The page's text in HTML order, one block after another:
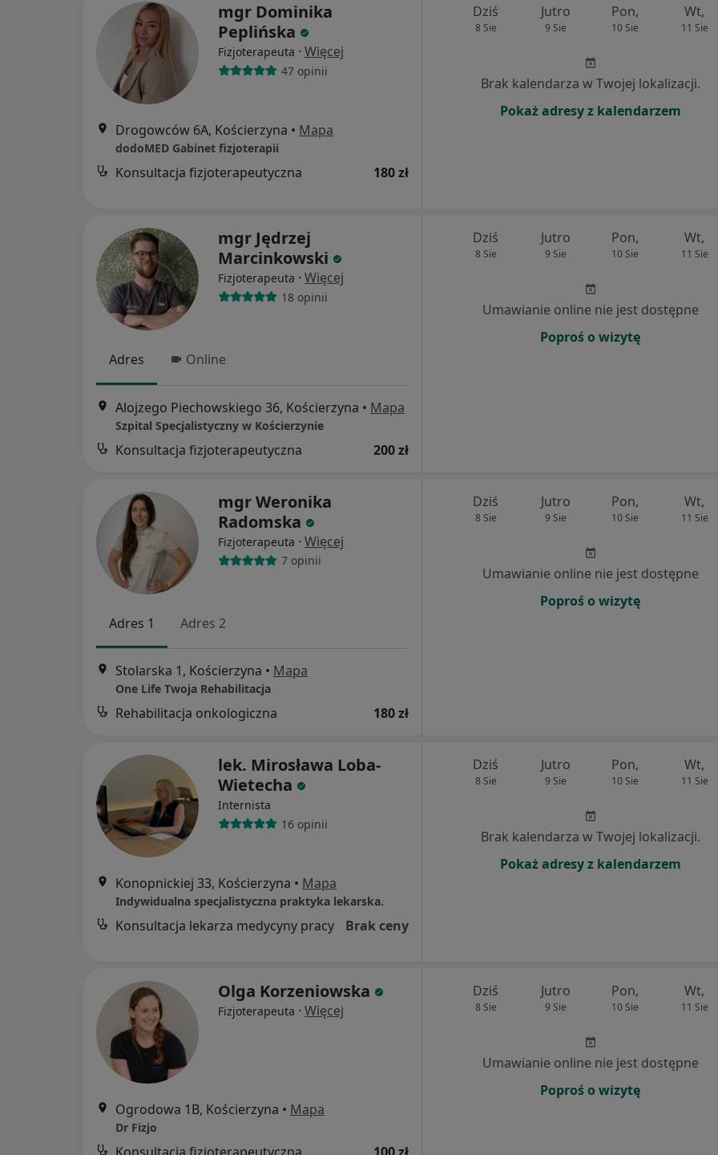
mgr Dominika
Peplińska
Fizjoterapeuta · Więcej
47 opinii
Drogowców 6A, Kościerzyna • Mapa
dodoMED Gabinet fizjoterapii
Konsultacja fizjoterapeutyczna 180 zł
Dziś
8 Sie
Jutro
9 Sie
Pon,
10 Sie
Wt,
11 Sie
Brak kalendarza w Twojej lokalizacji.
Pokaż adresy z kalendarzem
mgr Jędrzej
Marcinkowski
Fizjoterapeuta · Więcej
18 opinii
Adres Online
Alojzego Piechowskiego 36, Kościerzyna • Mapa
Szpital Specjalistyczny w Kościerzynie
Konsultacja fizjoterapeutyczna 200 zł
Dziś
8 Sie
Jutro
9 Sie
Pon,
10 Sie
Wt,
11 Sie
Umawianie online nie jest dostępne
Poproś o wizytę
mgr Weronika
Radomska
Fizjoterapeuta · Więcej
7 opinii
Adres 1 Adres 2
Stolarska 1, Kościerzyna • Mapa
One Life Twoja Rehabilitacja
Rehabilitacja onkologiczna 180 zł
Dziś
8 Sie
Jutro
9 Sie
Pon,
10 Sie
Wt,
11 Sie
Umawianie online nie jest dostępne
Poproś o wizytę
lek. Mirosława Loba-
Wietecha
Internista
16 opinii
Konopnickiej 33, Kościerzyna • Mapa
Indywidualna specjalistyczna praktyka lekarska.
Konsultacja lekarza medycyny pracy Brak ceny
Dziś
8 Sie
Jutro
9 Sie
Pon,
10 Sie
Wt,
11 Sie
Brak kalendarza w Twojej lokalizacji.
Pokaż adresy z kalendarzem
Olga Korzeniowska
Fizjoterapeuta · Więcej
Ogrodowa 1B, Kościerzyna • Mapa
Dr Fizjo
Dziś
8 Sie
Jutro
9 Sie
Pon,
10 Sie
Wt,
11 Sie
Umawianie online nie jest dostępne
Poproś o wizytę